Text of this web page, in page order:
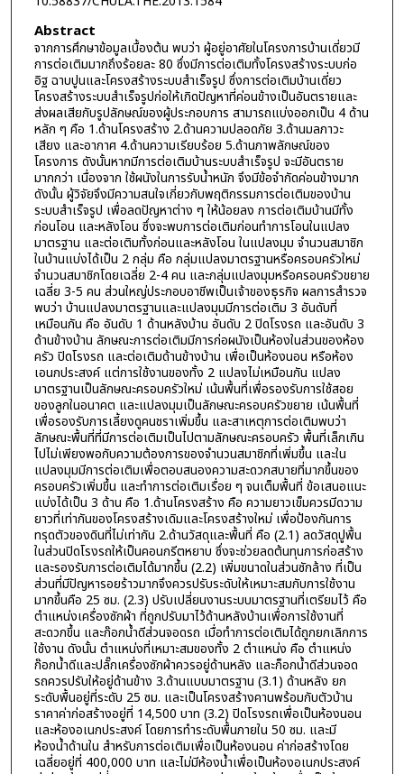
Abstract
จากการศึกษาข้อมูลเบื้องต้น พบว่า ผู้อยู่อาศัยในโครงการบ้านเดี่ยวมี
การต่อเติมมากถึงร้อยละ 80 ซึ่งมีการต่อเติมทั้งโครงสร้างระบบก่อ
อิฐ ฉาบปูนและโครงสร้างระบบสำเร็จรูป ซึ่งการต่อเติมบ้านเดี่ยว
โครงสร้างระบบสำเร็จรูปก่อให้เกิดปัญหาที่ค่อนข้างเป็นอันตรายและ
ส่งผลเสียกับรูปลักษณ์ของผู้ประกอบการ สามารถแบ่งออกเป็น 4 ด้าน
หลัก ๆ คือ 1.ด้านโครงสร้าง 2.ด้านความปลอดภัย 3.ด้านมลภาวะ
เสียง และอากาศ 4.ด้านความเรียบร้อย 5.ด้านภาพลักษณ์ของ
โครงการ ดังนั้นหากมีการต่อเติมบ้านระบบสำเร็จรูป จะมีอันตราย
มากกว่า เนื่องจาก ใช้ผนังในการรับน้ำหนัก จึงมีข้อจำกัดค่อนข้างมาก
ดังนั้น ผู้วิจัยจึงมีความสนใจเกี่ยวกับพฤติกรรมการต่อเติมของบ้าน
ระบบสำเร็จรูป เพื่อลดปัญหาต่าง ๆ ให้น้อยลง การต่อเติมบ้านมีทั้ง
ก่อนโอน และหลังโอน ซึ่งจะพบการต่อเติมก่อนทำการโอนในแปลง
มาตรฐาน และต่อเติมทั้งก่อนและหลังโอน ในแปลงมุม จำนวนสมาชิก
ในบ้านแบ่งได้เป็น 2 กลุ่ม คือ กลุ่มแปลงมาตรฐานหรือครอบครัวใหม่
จำนวนสมาชิกโดยเฉลี่ย 2-4 คน และกลุ่มแปลงมุมหรือครอบครัวขยาย
เฉลี่ย 3-5 คน ส่วนใหญ่ประกอบอาชีพเป็นเจ้าของธุรกิจ ผลการสำรวจ
พบว่า บ้านแปลงมาตรฐานและแปลงมุมมีการต่อเติม 3 อันดับที่
เหมือนกัน คือ อันดับ 1 ด้านหลังบ้าน อันดับ 2 ปิดโรงรถ และอันดับ 3
ด้านข้างบ้าน ลักษณะการต่อเติมมีการก่อผนังเป็นห้องในส่วนของห้อง
ครัว ปิดโรงรถ และต่อเติมด้านข้างบ้าน เพื่อเป็นห้องนอน หรือห้อง
เอนกประสงค์ แต่การใช้งานของทั้ง 2 แปลงไม่เหมือนกัน แปลง
มาตรฐานเป็นลักษณะครอบครัวใหม่ เน้นพื้นที่เพื่อรองรับการใช้สอย
ของลูกในอนาคต และแปลงมุมเป็นลักษณะครอบครัวขยาย เน้นพื้นที่
เพื่อรองรับการเลี้ยงดูคนชราเพิ่มขึ้น และสาเหตุการต่อเติมพบว่า
ลักษณะพื้นที่ที่มีการต่อเติมเป็นไปตามลักษณะครอบครัว พื้นที่เล็กเกิน
ไปไม่เพียงพอกับความต้องการของจำนวนสมาชิกที่เพิ่มขึ้น และใน
แปลงมุมมีการต่อเติมเพื่อตอบสนองความสะดวกสบายที่มากขึ้นของ
ครอบครัวเพิ่มขึ้น และทำการต่อเติมเรื่อย ๆ จนเต็มพื้นที่ ข้อเสนอแนะ
แบ่งได้เป็น 3 ด้าน คือ 1.ด้านโครงสร้าง คือ ความยาวเข็มควรมีดวาม
ยาวที่เท่ากันของโครงสร้างเดิมและโครงสร้างใหม่ เพื่อป้องกันการ
ทรุดตัวของดินที่ไม่เท่ากัน 2.ด้านวัสดุและพื้นที่ คือ (2.1) ลดวัสดุปูพื้น
ในส่วนปิดโรงรถให้เป็นคอนกรีตหยาบ ซึ่งจะช่วยลดต้นทุนการก่อสร้าง
และรองรับการต่อเติมได้มากขึ้น (2.2) เพิ่มขนาดในส่วนซักล้าง ที่เป็น
ส่วนที่มีปัญหารอยร้าวมากจึงควรปรับระดับให้เหมาะสมกับการใช้งาน
มากขึ้นคือ 25 ซม. (2.3) ปรับเปลี่ยนงานระบบมาตรฐานที่เตรียมไว้ คือ
ตำแหน่งเครื่องซักผ้า ที่ถูกปรับมาไว้ด้านหลังบ้านเพื่อการใช้งานที่
สะดวกขึ้น และก๊อกน้ำดีส่วนจอดรถ เมื่อทำการต่อเติมได้ถูกยกเลิกการ
ใช้งาน ดังนั้น ตำแหน่งที่เหมาะสมของทั้ง 2 ตำแหน่ง คือ ตำแหน่ง
ก๊อกน้ำดีและปลั๊กเครื่องซักผ้าควรอยู่ด้านหลัง และก็อกน้ำดีส่วนจอด
รถควรปรับให้อยู่ด้านข้าง 3.ด้านแบบมาตรฐาน (3.1) ด้านหลัง ยก
ระดับพื้นอยู่ที่ระดับ 25 ซม. และเป็นโครงสร้างคานพร้อมกับตัวบ้าน
ราคาค่าก่อสร้างอยู่ที่ 14,500 บาท (3.2) ปิดโรงรถเพื่อเป็นห้องนอน
และห้องอเนกประสงค์ โดยการทำระดับพื้นภายใน 50 ซม. และมี
ห้องน้ำด้านใน สำหรับการต่อเติมเพื่อเป็นห้องนอน ค่าก่อสร้างโดย
เฉลี่ยอยู่ที่ 400,000 บาท และไม่มีห้องน้ำเพื่อเป็นห้องอเนกประสงค์